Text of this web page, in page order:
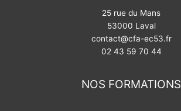
25 rue du Mans
53000 Laval
contact@cfa-ec53.fr
02 43 59 70 44
NOS FORMATIONS